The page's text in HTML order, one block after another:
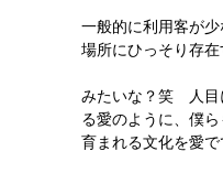
一般的に利用客が
場所にひっそり存
みたいな？笑 人目
る愛のように、僕
育まれる文化を愛で